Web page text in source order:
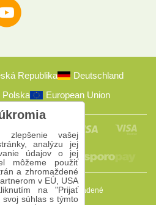
Republika
Deutschland
Polska European Union
s.r.o.Všetky práva vyhradené
zlepšenie vašej
analýzu jej
údajov o jej
môžeme použiť
a zhromaždené
v EÚ, USA
na "Prijať
svoj súhlas s týmto